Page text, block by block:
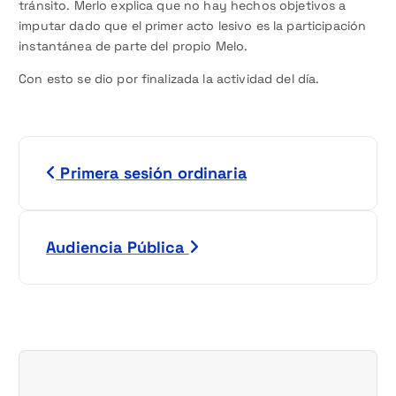
tránsito. Merlo explica que no hay hechos objetivos a
imputar dado que el primer acto lesivo es la participación
instantánea de parte del propio Melo.
Con esto se dio por finalizada la actividad del día.
a
Primera sesión ordinaria
Audiencia Pública